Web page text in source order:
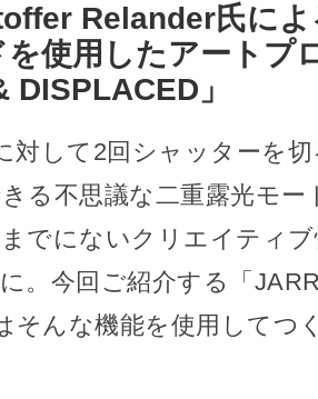
Relander氏に
を使用したアートプ
DISPLACED」
対して2回シャッターを
る不思議な二重露光モー
でにないクリエイティ
。今回ご紹介する「
そんな機能を使用してつ